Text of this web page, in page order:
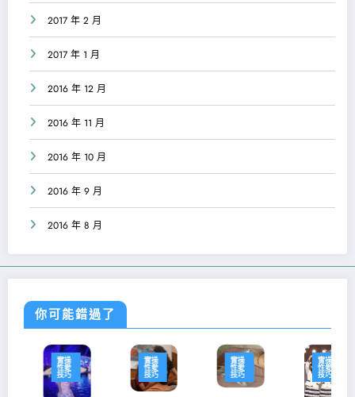
2017 年 2 月
2017 年 1 月
2016 年 12 月
2016 年 11 月
2016 年 10 月
2016 年 9 月
2016 年 8 月
你可能錯過了
實操
性愛
技巧
實操
性愛
技巧
實操
性愛
技巧
實操
性愛
技巧